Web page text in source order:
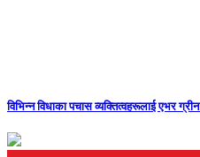
विभिन्न विधाका पचास व्यक्तित्वहरूलाई एभर